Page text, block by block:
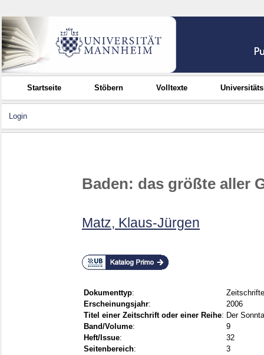
Startseite Stöbern Volltexte
Login
Baden: das größte aller
Matz, Klaus-Jürgen
Dokumenttyp:
Erscheinungsjahr:
2006
Titel einer Zeitschrift oder einer Reihe: Der
Band/Volume:
9
Heft/Issue:
32
Seitenbereich:
3